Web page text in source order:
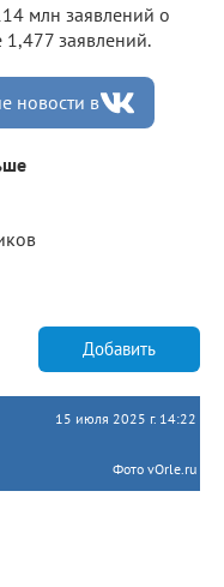
млн заявлений о
1,477 заявлений.
новости в
Добавить
15 июля 2025 г. 14:22
Фото vOrle.ru